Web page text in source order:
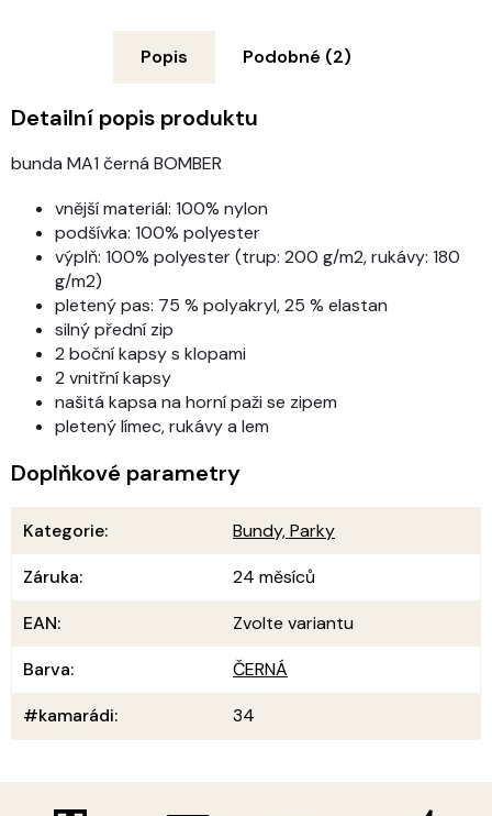
Popis Podobné (2)
Detailní popis produktu
bunda MA1 černá BOMBER
vnější materiál: 100% nylon
podšívka: 100% polyester
výplň: 100% polyester (trup: 200 g/m2, rukávy: 180
g/m2)
pletený pas: 75 % polyakryl, 25 % elastan
silný přední zip
2 boční kapsy s klopami
2 vnitřní kapsy
našitá kapsa na horní paži se zipem
pletený límec, rukávy a lem
Doplňkové parametry
Kategorie:
Bundy, Parky
Záruka:
24 měsíců
EAN:
Zvolte variantu
Barva:
ČERNÁ
#kamarádi: 34